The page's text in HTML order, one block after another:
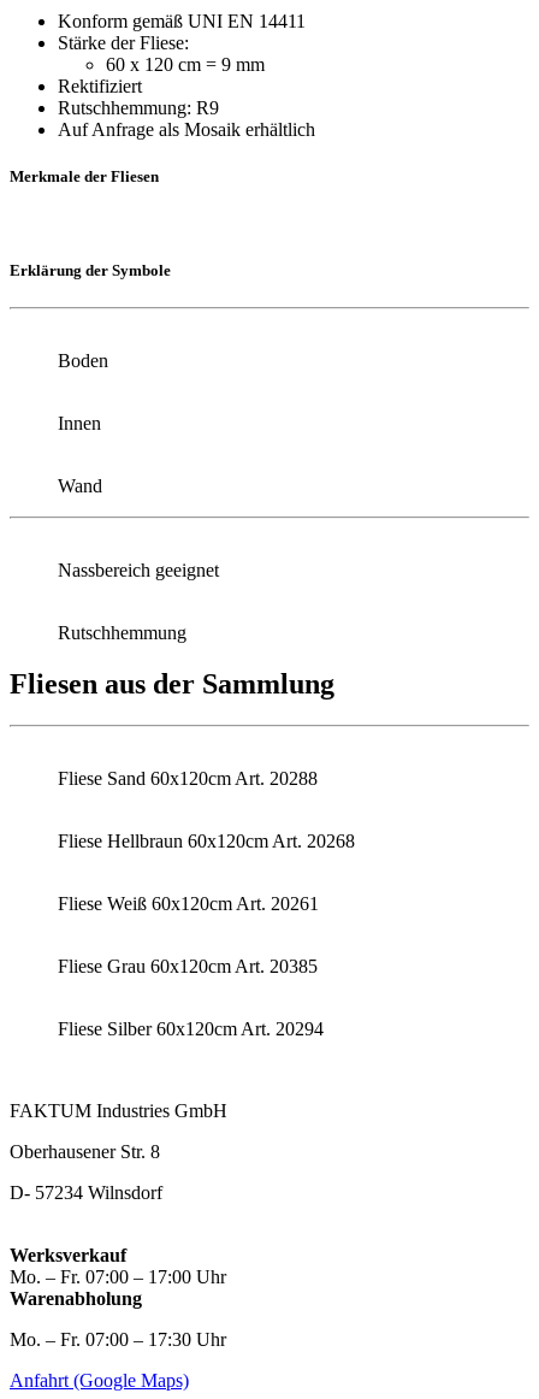
Konform gemäß UNI EN 14411
Stärke der Fliese:
60 x 120 cm = 9 mm
Rektifiziert
Rutschhemmung: R9
Auf Anfrage als Mosaik erhältlich
Merkmale der Fliesen
Erklärung der Symbole
Boden
Innen
Wand
Nassbereich geeignet
Rutschhemmung
Fliesen aus der Sammlung
Fliese Sand 60x120cm Art. 20288
Fliese Hellbraun 60x120cm Art. 20268
Fliese Weiß 60x120cm Art. 20261
Fliese Grau 60x120cm Art. 20385
Fliese Silber 60x120cm Art. 20294
FAKTUM Industries GmbH
Oberhausener Str. 8
D- 57234 Wilnsdorf
Werksverkauf
Mo. – Fr. 07:00 – 17:00 Uhr
Warenabholung
Mo. – Fr. 07:00 – 17:30 Uhr
Anfahrt (Google Maps)